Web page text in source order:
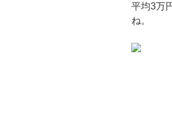
平均3万
ね。